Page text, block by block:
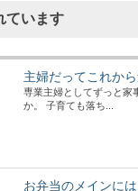
ています
主婦だってこれか
専業主婦としてずっと家
か。 子育ても落ち...
お弁当のメインに